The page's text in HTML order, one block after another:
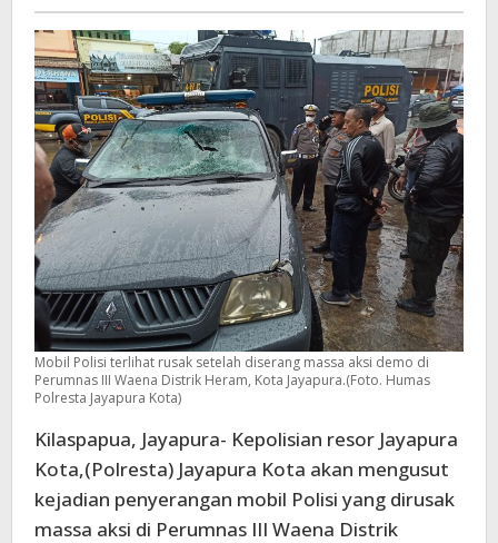
diminta
bertanggungjawab
Mobil Polisi terlihat rusak setelah diserang massa aksi demo di
Perumnas III Waena Distrik Heram, Kota Jayapura.(Foto. Humas
Polresta Jayapura Kota)
Kilaspapua, Jayapura- Kepolisian resor Jayapura
Kota,(Polresta) Jayapura Kota akan mengusut
kejadian penyerangan mobil Polisi yang dirusak
massa aksi di Perumnas III Waena Distrik